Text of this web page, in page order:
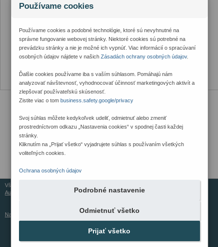
Všetky práva vyhradené © 2026
Aureus Services
Nastavenia cookies
Používame cookies
Používame cookies a podobné technológie, ktoré sú nevyhnutné na
správne fungovanie webovej stránky. Niektoré cookies sú potrebné na
prevádzku stránky a nie je možné ich vypnúť. Viac informácií o spracúvaní
osobných údajov nájdete v našichZásadách ochrany osobných údajov.
Ďalšie cookies používame iba s vaším súhlasom. Pomáhajú nám
analyzovať návštevnosť, vyhodnocovať účinnosť marketingových aktivít a
zlepšovať používateľskú skúsenosť.
Zistite viac o tombusiness.safety.google/privacy
Svoj súhlas môžete kedykoľvek udeliť, odmietnuť alebo zmeniť
prostredníctvom odkazu „Nastavenia cookies“ v spodnej časti každej
stránky.
Kliknutím na „Prijať všetko“ vyjadrujete súhlas s používaním všetkých
voliteľných cookies.
Ochrana osobných údajov
Podrobné nastavenie
Odmietnuť všetko
Prijať všetko